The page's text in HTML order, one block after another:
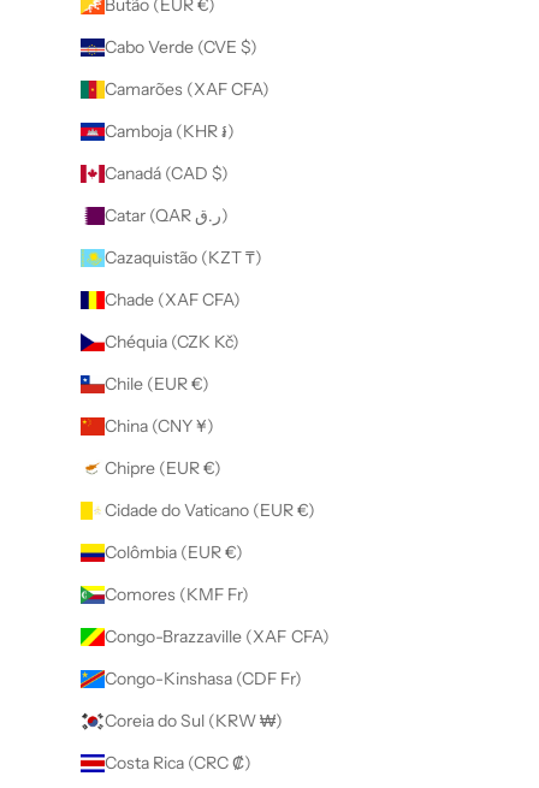
Butão (EUR €)
Cabo Verde (CVE $)
Camarões (XAF CFA)
Camboja (KHR ៛)
Canadá (CAD $)
Catar (QAR ر.ق)
Cazaquistão (KZT ₸)
Chade (XAF CFA)
Chéquia (CZK Kč)
Chile (EUR €)
China (CNY ¥)
Chipre (EUR €)
Cidade do Vaticano (EUR €)
Colômbia (EUR €)
Comores (KMF Fr)
Congo-Brazzaville (XAF CFA)
Congo-Kinshasa (CDF Fr)
Coreia do Sul (KRW ₩)
Costa Rica (CRC ₡)